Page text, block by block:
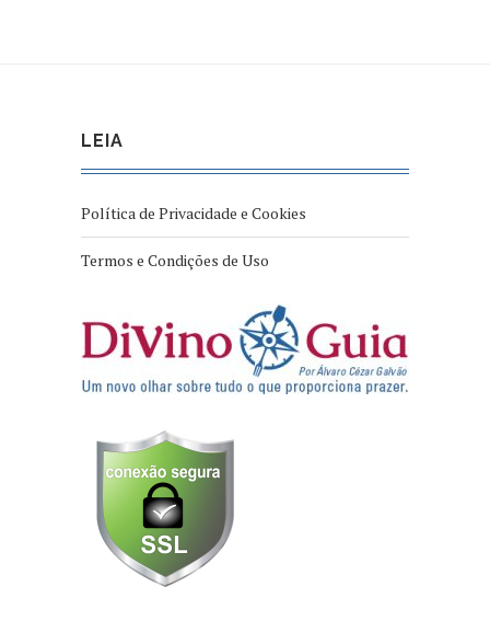
LEIA
Política de Privacidade e Cookies
Termos e Condições de Uso